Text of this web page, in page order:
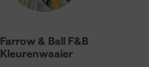
Farrow & Ball F&B
Kleurenwaaier